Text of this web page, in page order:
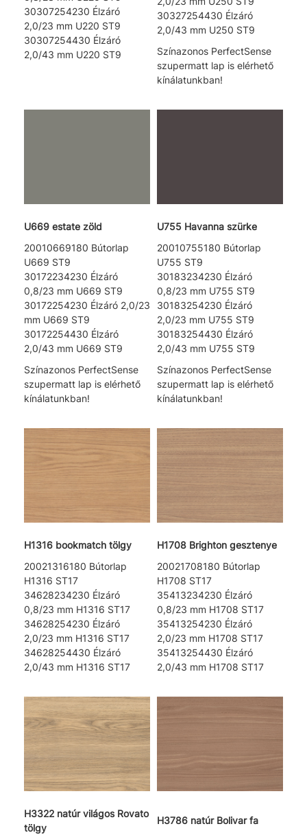
30307254230 Élzáró
2,0/23 mm U220 ST9
30307254430 Élzáró
2,0/43 mm U220 ST9
30327254430 Élzáró
2,0/43 mm U250 ST9
Színazonos PerfectSense
szupermatt lap is elérhető
kínálatunkban!
U669 estate zöld
20010669180 Bútorlap
U669 ST9
30172234230 Élzáró
0,8/23 mm U669 ST9
30172254230 Élzáró 2,0/23
mm U669 ST9
30172254430 Élzáró
2,0/43 mm U669 ST9
Színazonos PerfectSense
szupermatt lap is elérhető
kínálatunkban!
U755 Havanna szürke
20010755180 Bútorlap
U755 ST9
30183234230 Élzáró
0,8/23 mm U755 ST9
30183254230 Élzáró
2,0/23 mm U755 ST9
30183254430 Élzáró
2,0/43 mm U755 ST9
Színazonos PerfectSense
szupermatt lap is elérhető
kínálatunkban!
H1316 bookmatch tölgy
20021316180 Bútorlap
H1316 ST17
34628234230 Élzáró
0,8/23 mm H1316 ST17
34628254230 Élzáró
2,0/23 mm H1316 ST17
34628254430 Élzáró
2,0/43 mm H1316 ST17
H1708 Brighton gesztenye
20021708180 Bútorlap
H1708 ST17
35413234230 Élzáró
0,8/23 mm H1708 ST17
35413254230 Élzáró
2,0/23 mm H1708 ST17
35413254430 Élzáró
2,0/43 mm H1708 ST17
H3322 natúr világos Rovato
tölgy
H3786 natúr Bolivar fa